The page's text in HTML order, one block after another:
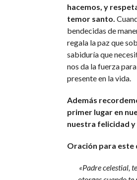
hacemos, y
temor santo.
bendecidas de
regala la paz que
sabiduría que
nos da la fuerza
presente en la vida.
Además
primer lugar en
nuestra felicidad
Oración para este
«Padre celestial,